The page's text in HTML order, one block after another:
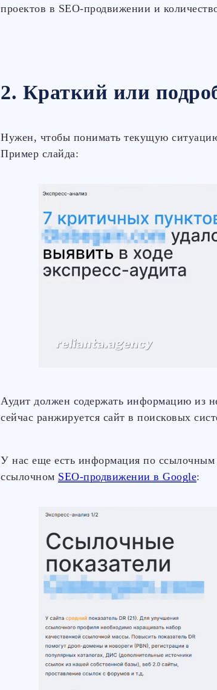
проектов в SEO-продвижении и
2. Краткий или
Нужен, чтобы понимать текущую
Пример слайда:
Аудит должен содержать информацию из
сейчас ранжируется сайт в поисковых
У нас еще есть информация по ссылочным
ссылочном SEO-продвижении в Google: